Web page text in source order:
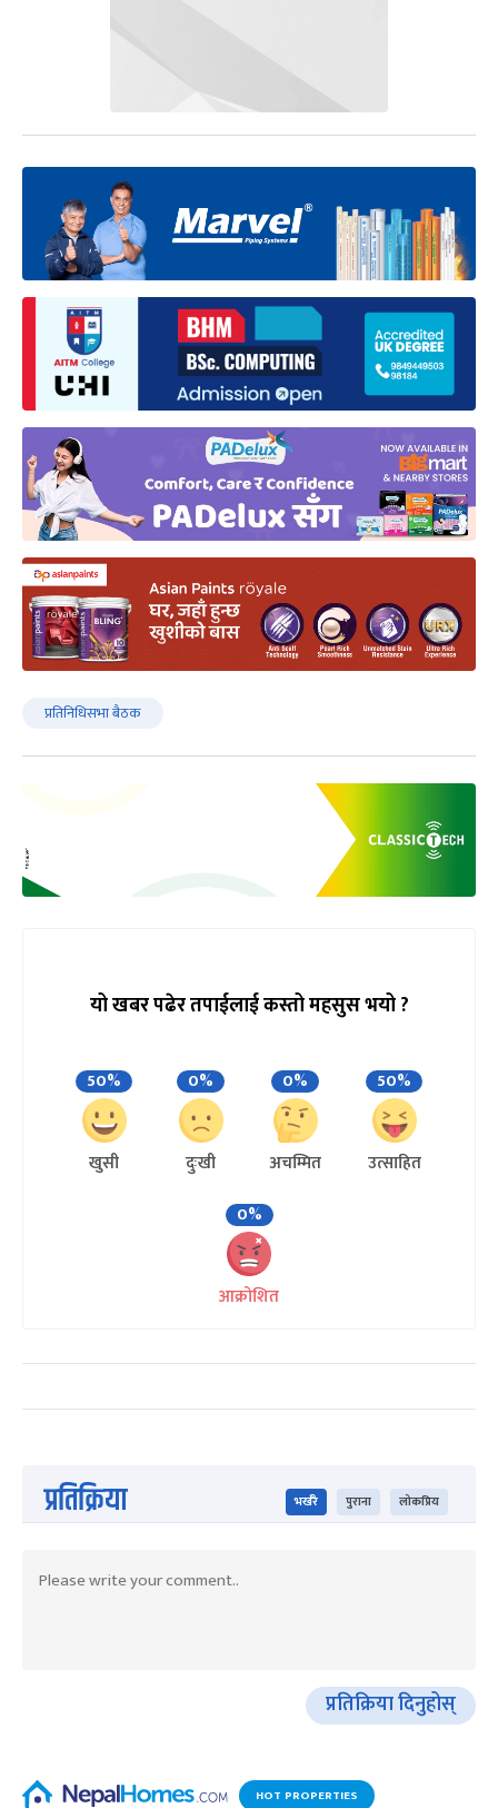
प्रतिनिधिसभा बैठक
यो खबर पढेर तपाईलाई कस्तो महसुस भयो ?
50%
खुसी
0%
दुःखी
0%
अचम्मित
50%
उत्साहित
0%
आक्रोशित
प्रतिक्रिया भर्खरै पुराना लोकप्रिय
प्रतिक्रिया दिनुहोस्
HOT PROPERTIES